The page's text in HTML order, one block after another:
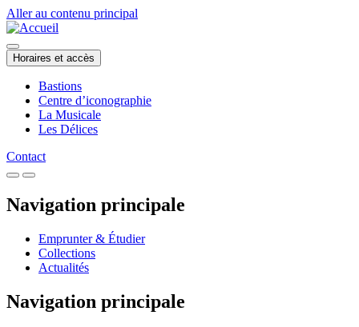
Aller au contenu principal
Horaires et accès
Bastions
Centre d’iconographie
La Musicale
Les Délices
Contact
Navigation principale
Emprunter & Étudier
Collections
Actualités
Navigation principale